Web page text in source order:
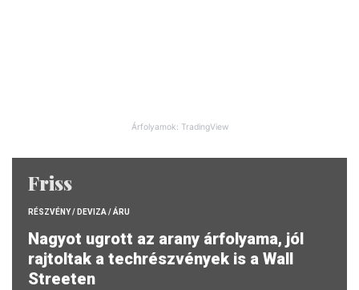
Árfolyamok: TradingView
Friss
RÉSZVÉNY / DEVIZA / ÁRU
Nagyot ugrott az arany árfolyama, jól
rajtoltak a techrészvények is a Wall
Streeten